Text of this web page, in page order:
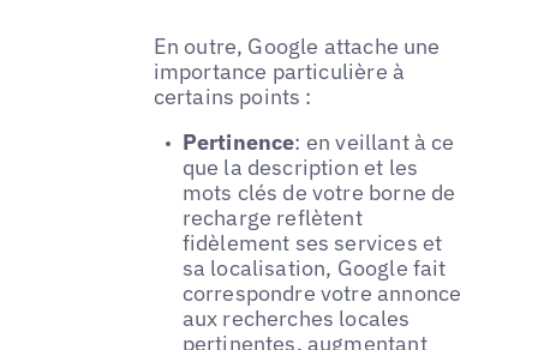
En outre, Google attache une
importance particulière à
certains points :
Pertinence: en veillant à ce
que la description et les
mots clés de votre borne de
recharge reflètent
fidèlement ses services et
sa localisation, Google fait
correspondre votre annonce
aux recherches locales
pertinentes, augmentant